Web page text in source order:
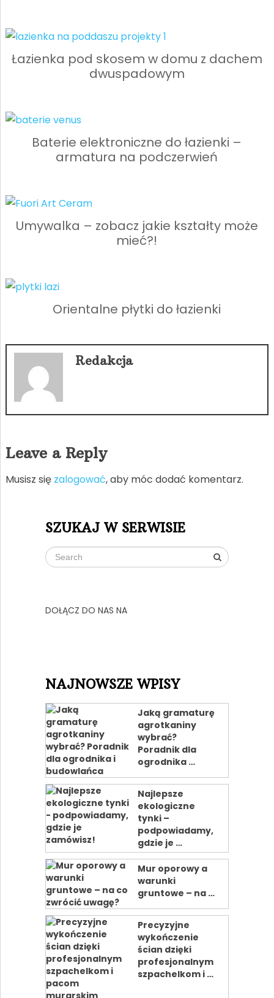
Łazienka pod skosem w domu z dachem
dwuspadowym
Baterie elektroniczne do łazienki –
armatura na podczerwień
Umywalka – zobacz jakie kształty może
mieć?!
Orientalne płytki do łazienki
Redakcja
Leave a Reply
Musisz się zalogować, aby móc dodać komentarz.
SZUKAJ W SERWISIE
DOŁĄCZ DO NAS NA
NAJNOWSZE WPISY
Jaką gramaturę
agrotkaniny
wybrać?
Poradnik dla
ogrodnika …
Najlepsze
ekologiczne
tynki –
podpowiadamy,
gdzie je …
Mur oporowy a
warunki
gruntowe – na …
Precyzyjne
wykończenie
ścian dzięki
profesjonalnym
szpachelkom i …